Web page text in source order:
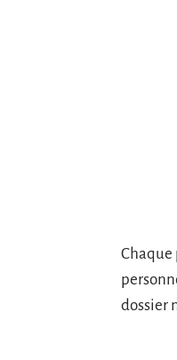
Chaque
dossier